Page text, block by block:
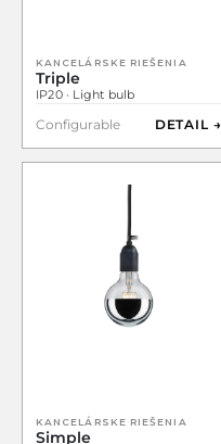
KANCELÁRSKE RIEŠENIA
Triple
IP20 · Light bulb
Configurable DETAIL →
KANCELÁRSKE RIEŠENIA
Simple